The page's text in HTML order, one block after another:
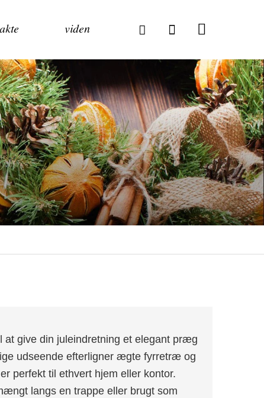
viden
at give din juleindretning et elegant præg
udseende efterligner ægte fyrretræ og
perfekt til ethvert hjem eller kontor.
langs en trappe eller brugt som